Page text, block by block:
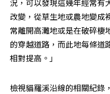
改變，從草生地或農地變成
常離開高灘地或是在破碎棲
的穿越道路，而此地每條道
相對提高。」
檢視貓羅溪沿線的相關紀錄